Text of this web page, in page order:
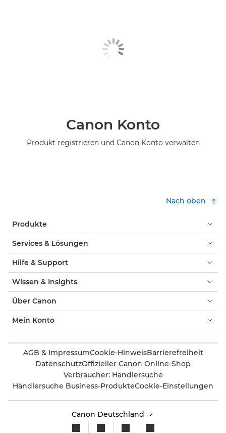
Canon Konto
Produkt registrieren und Canon Konto verwalten
Nach oben
Produkte
Services & Lösungen
Hilfe & Support
Wissen & Insights
Über Canon
Mein Konto
AGB & ImpressumCookie-HinweisBarrierefreiheit
DatenschutzOffizieller Canon Online-Shop
Verbraucher: Händlersuche
Händlersuche Business-ProdukteCookie-Einstellungen
Canon Deutschland